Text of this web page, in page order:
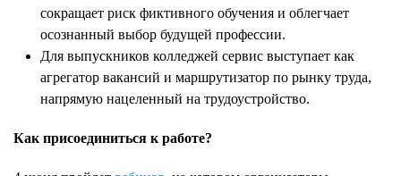
сокращает риск фиктивного обучения и облегчает
осознанный выбор будущей профессии.
Для выпускников колледжей сервис выступает как
агрегатор вакансий и маршрутизатор по рынку труда,
напрямую нацеленный на трудоустройство.
Как присоединиться к работе?